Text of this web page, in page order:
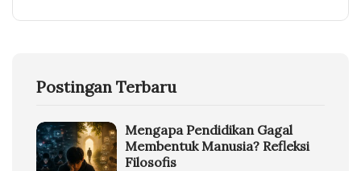
Postingan Terbaru
Mengapa Pendidikan Gagal
Membentuk Manusia? Refleksi
Filosofis